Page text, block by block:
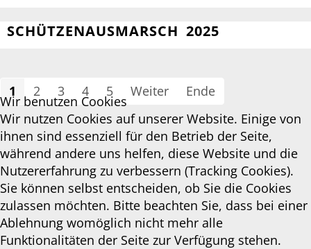
SCHÜTZENAUSMARSCH 2025
1 2 3 4 5 Weiter Ende
Wir benutzen Cookies
Wir nutzen Cookies auf unserer Website. Einige von
ihnen sind essenziell für den Betrieb der Seite,
während andere uns helfen, diese Website und die
Nutzererfahrung zu verbessern (Tracking Cookies).
Sie können selbst entscheiden, ob Sie die Cookies
zulassen möchten. Bitte beachten Sie, dass bei einer
Ablehnung womöglich nicht mehr alle
Funktionalitäten der Seite zur Verfügung stehen.